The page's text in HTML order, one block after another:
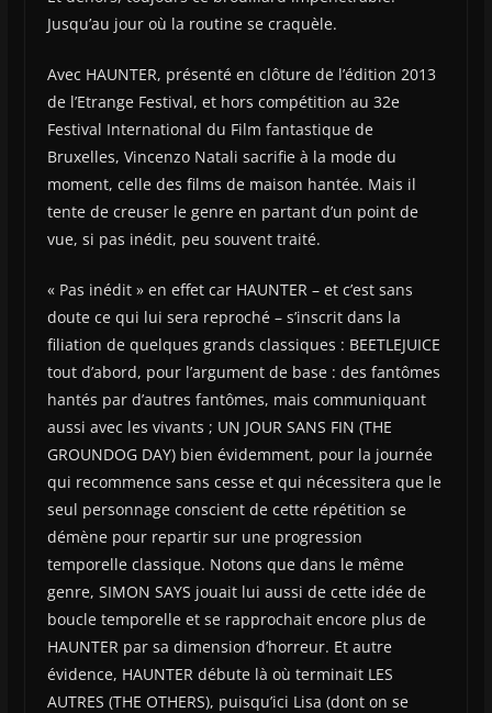
Jusqu’au jour où la routine se craquèle.
Avec HAUNTER, présenté en clôture de l’édition 2013
de l’Etrange Festival, et hors compétition au 32e
Festival International du Film fantastique de
Bruxelles, Vincenzo Natali sacrifie à la mode du
moment, celle des films de maison hantée. Mais il
tente de creuser le genre en partant d’un point de
vue, si pas inédit, peu souvent traité.
« Pas inédit » en effet car HAUNTER – et c’est sans
doute ce qui lui sera reproché – s’inscrit dans la
filiation de quelques grands classiques : BEETLEJUICE
tout d’abord, pour l’argument de base : des fantômes
hantés par d’autres fantômes, mais communiquant
aussi avec les vivants ; UN JOUR SANS FIN (THE
GROUNDOG DAY) bien évidemment, pour la journée
qui recommence sans cesse et qui nécessitera que le
seul personnage conscient de cette répétition se
démène pour repartir sur une progression
temporelle classique. Notons que dans le même
genre, SIMON SAYS jouait lui aussi de cette idée de
boucle temporelle et se rapprochait encore plus de
HAUNTER par sa dimension d’horreur. Et autre
évidence, HAUNTER débute là où terminait LES
AUTRES (THE OTHERS), puisqu’ici Lisa (dont on se